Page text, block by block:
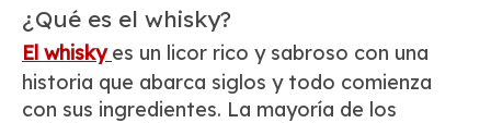
¿Qué es el whisky?
El whiskyes un licor rico y sabroso con una
historia que abarca siglos y todo comienza
con sus ingredientes. La mayoría de los